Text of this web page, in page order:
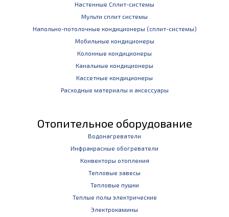
Настенные Сплит-системы
Мульти сплит системы
Напольно-потолочные кондиционеры (сплит-системы)
Мобильные кондиционеры
Колонные кондиционеры
Канальные кондиционеры
Кассетные кондиционеры
Расходные материалы и аксессуары
Отопительное оборудование
Водонагреватели
Инфракрасные обогреватели
Конвекторы отопления
Тепловые завесы
Тепловые пушки
Теплые полы электрические
Электрокамины